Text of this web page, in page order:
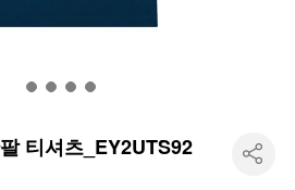
티셔츠_EY2UTS92